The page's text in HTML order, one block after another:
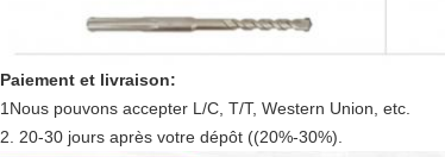
Paiement et livraison:
1Nous pouvons accepter L/C, T/T, Western Union, etc.
2. 20-30 jours après votre dépôt ((20%-30%).